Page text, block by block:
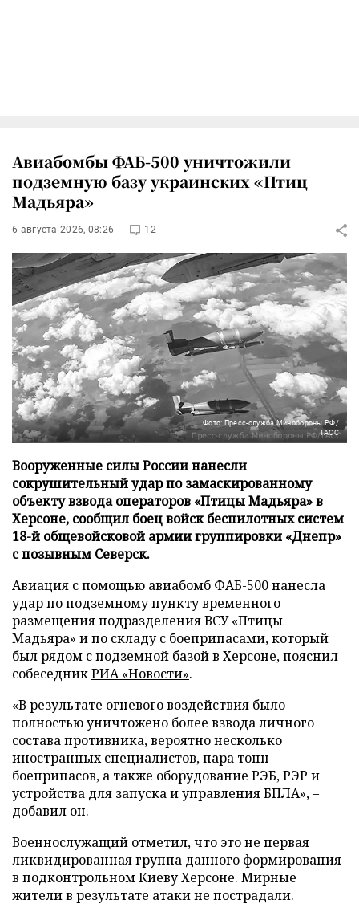
Авиабомбы ФАБ-500 уничтожили
подземную базу украинских «Птиц
Мадьяра»
6 августа 2026, 08:26 12
Фото: Пресс-служба Минобороны РФ/
ТАСС
Вооруженные силы России нанесли
сокрушительный удар по замаскированному
объекту взвода операторов «Птицы Мадьяра» в
Херсоне, сообщил боец войск беспилотных систем
18-й общевойсковой армии группировки «Днепр»
с позывным Северск.
Авиация с помощью авиабомб ФАБ-500 нанесла
удар по подземному пункту временного
размещения подразделения ВСУ «Птицы
Мадьяра» и по складу с боеприпасами, который
был рядом с подземной базой в Херсоне, пояснил
собеседникРИА «Новости».
«В результате огневого воздействия было
полностью уничтожено более взвода личного
состава противника, вероятно несколько
иностранных специалистов, пара тонн
боеприпасов, а также оборудование РЭБ, РЭР и
устройства для запуска и управления БПЛА», –
добавил он.
Военнослужащий отметил, что это не первая
ликвидированная группа данного формирования
в подконтрольном Киеву Херсоне. Мирные
жители в результате атаки не пострадали.